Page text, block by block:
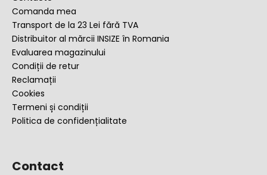
Comanda mea
Transport de la 23 Lei fără TVA
Distribuitor al mărcii INSIZE în Romania
Evaluarea magazinului
Condiții de retur
Reclamații
Cookies
Termeni și condiții
Politica de confidențialitate
Contact